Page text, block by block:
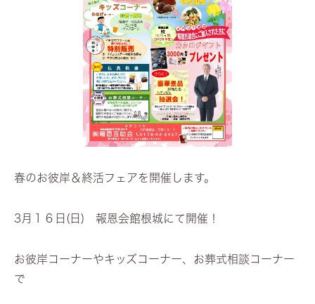
春のお彼岸＆終活フェアを開催します。
3月１６日(日) 報恩会館根城にて開催！
お彼岸コーナーやキッズコーナー、お葬式相談コーナー
で